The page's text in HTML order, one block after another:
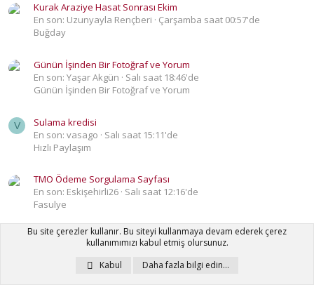
Kurak Araziye Hasat Sonrası Ekim
En son: Uzunyayla Rençberi
Çarşamba saat 00:57'de
Buğday
Günün İşinden Bir Fotoğraf ve Yorum
En son: Yaşar Akgün
Salı saat 18:46'de
Günün İşinden Bir Fotoğraf ve Yorum
V
Sulama kredisi
En son: vasago
Salı saat 15:11'de
Hızlı Paylaşım
TMO Ödeme Sorgulama Sayfası
En son: Eskişehirli26 Salı saat 12:16'de
Fasulye
banka faizi, enfilasyon
En son: behcet arı
Salı saat 10:19'de
Hızlı Paylaşım
Bu site çerezler kullanır. Bu siteyi kullanmaya devam ederek çerez
kullanımımızı kabul etmiş olursunuz.
Kabul
Daha fazla bilgi edin…